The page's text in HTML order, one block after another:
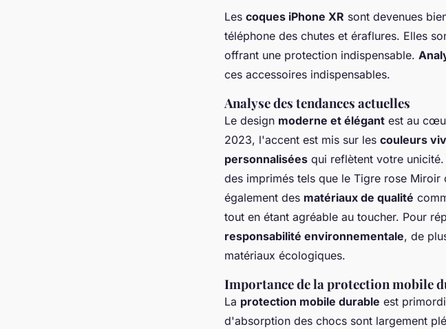
Les coques iPhone XR sont devenues
téléphone des chutes et éraflures. Elles
offrant une protection indispensable.
ces accessoires indispensables.
Analyse des tendances actuelles
Le design moderne et élégant est au
2023, l'accent est mis sur les couleurs
personnalisées qui reflètent votre
des imprimés tels que le Tigre rose Miroir
également des matériaux de qualité
tout en étant agréable au toucher. Pour
responsabilité environnementale, de
matériaux écologiques.
Importance de la protection mobile
La protection mobile durable est
d'absorption des chocs sont largement